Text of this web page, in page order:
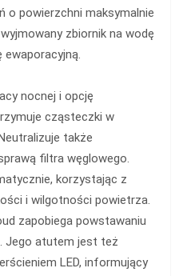
o powierzchni maksymalnie
zbiornik na wodę
nocnej i opcję
cząsteczki w
także
filtra węglowego.
korzystając z
i wilgotności powietrza.
zapobiega powstawaniu
Jego atutem jest też
LED, informujący